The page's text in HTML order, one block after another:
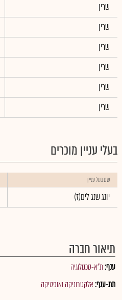
שרין
שרין
שרין
שרין
שרין
שרין
בעלי עניין מוכרים
שם בעל עניין
(יונג שנג לים(ז
תיאור חברה
ענף:ת"א-טכנולוגיה
תת-ענף:אלקטרוניקה ואופטיקה